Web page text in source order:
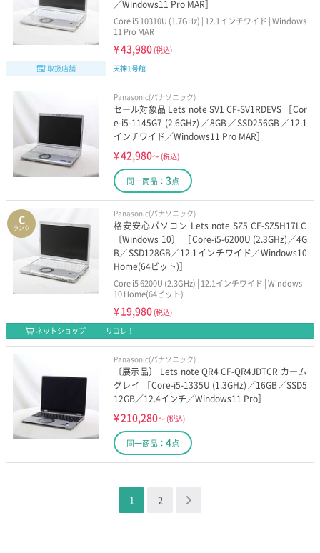
／Windows11 Pro MAR］
Core i5 10310U (1.7GHz) | 12.1インチワイド | Windows
11 Pro MAR
¥43,980 (税込)
取扱店舗
天神1号館
Panasonic(パナソニック)
セール対象品 Lets note SV1 CF-SV1RDEVS ［Cor
e-i5-1145G7 (2.6GHz)／8GB／SSD256GB／12.1
インチワイド／Windows11 Pro MAR］
¥42,980～ (税込)
同一商品： 3点
C
ランク
Panasonic(パナソニック)
格安安心パソコン Lets note SZ5 CF-SZ5H17LC
〔Windows 10〕 ［Core-i5-6200U (2.3GHz)／4G
B／SSD128GB／12.1インチワイド／Windows10
Home(64ビット)］
Core i5 6200U (2.3GHz) | 12.1インチワイド | Windows
10 Home(64ビット)
¥19,980 (税込)
ネットショップ
リコレ！
Panasonic(パナソニック)
〔展示品〕 Lets note QR4 CF-QR4JDTCR カーム
グレイ ［Core-i5-1335U (1.3GHz)／16GB／SSD5
12GB／12.4インチ／Windows11 Pro］
¥210,280～ (税込)
同一商品： 4点
1 2 ＞